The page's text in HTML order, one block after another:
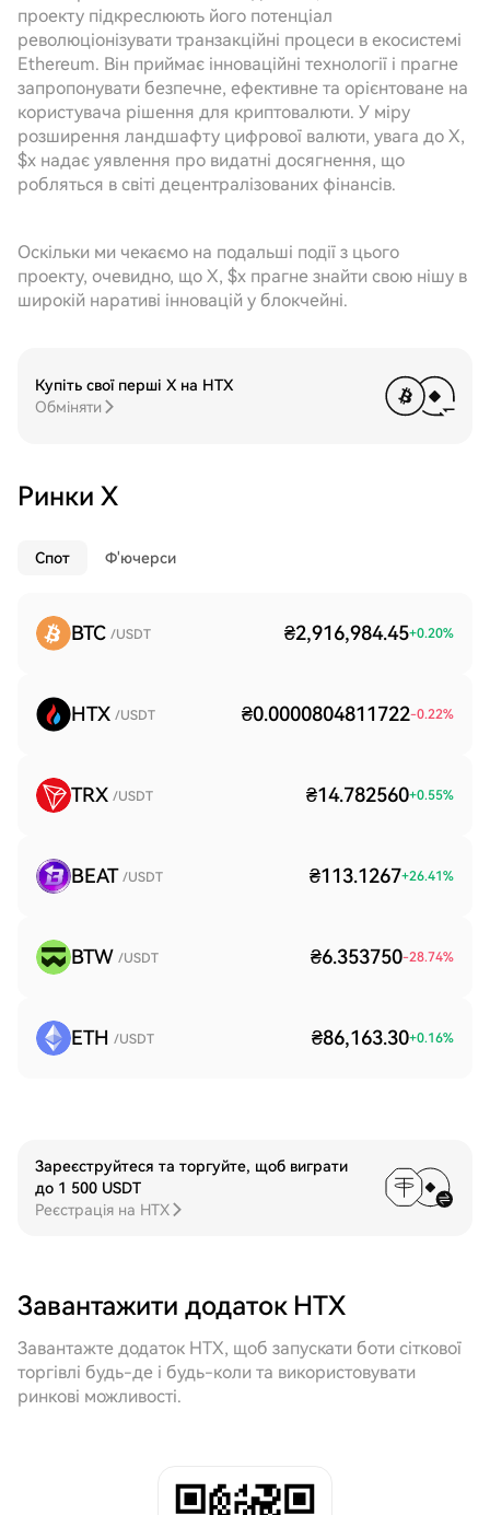
проекту підкреслюють його потенціал
революціонізувати транзакційні процеси в екосистемі
Ethereum. Він приймає інноваційні технології і прагне
запропонувати безпечне, ефективне та орієнтоване на
користувача рішення для криптовалюти. У міру
розширення ландшафту цифрової валюти, увага до X,
$x надає уявлення про видатні досягнення, що
робляться в світі децентралізованих фінансів.
Оскільки ми чекаємо на подальші події з цього
проекту, очевидно, що X, $x прагне знайти свою нішу в
широкій наративі інновацій у блокчейні.
Купіть свої перші X на HTX
Обміняти
Ринки X
Спот Ф'ючерси
BTC /USDT ₴2,916,984.45+0.20%
HTX /USDT ₴0.0000804811722-0.22%
TRX /USDT ₴14.782560+0.55%
BEAT /USDT ₴113.1267+26.41%
BTW /USDT ₴6.353750-28.74%
ETH /USDT ₴86,163.30+0.16%
Зареєструйтеся та торгуйте, щоб виграти
до 1 500 USDT
Реєстрація на HTX
Завантажити додаток HTX
Завантажте додаток HTX, щоб запускати боти сіткової
торгівлі будь-де і будь-коли та використовувати
ринкові можливості.